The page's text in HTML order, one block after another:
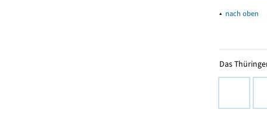
▴ nach oben
Das